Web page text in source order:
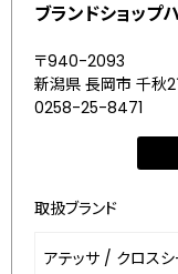
ブランドショッ
〒940-2093
新潟県 長岡市 千秋
0258-25-8471
取扱ブランド
アテッサ / クロス